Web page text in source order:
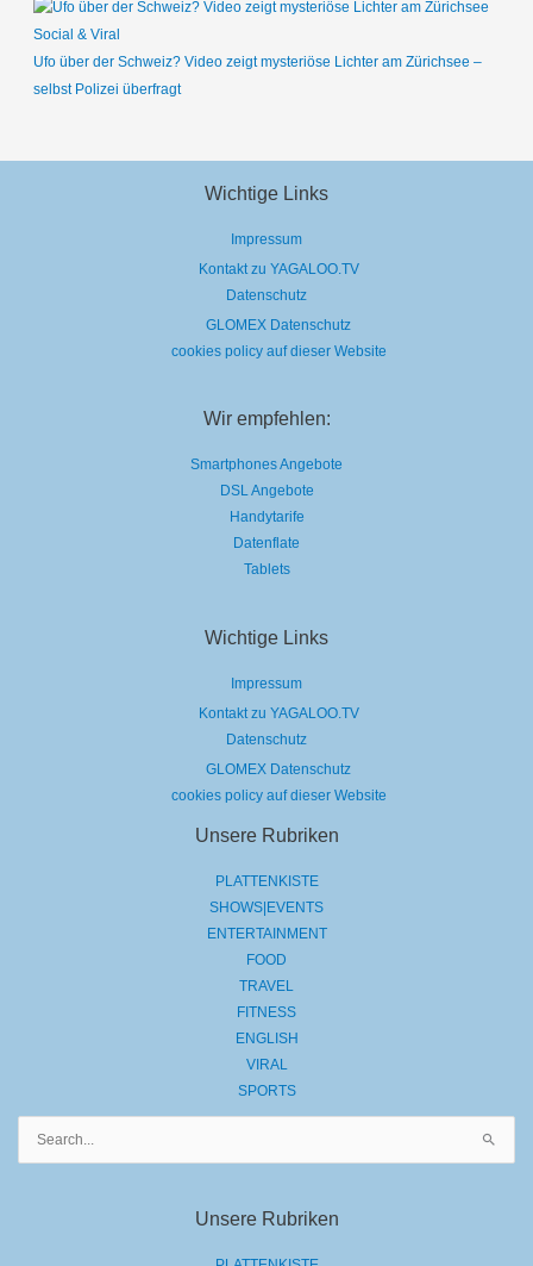
Social & Viral
Ufo über der Schweiz? Video zeigt mysteriöse Lichter am Zürichsee –
selbst Polizei überfragt
Wichtige Links
Impressum
Kontakt zu YAGALOO.TV
Datenschutz
GLOMEX Datenschutz
cookies policy auf dieser Website
Wir empfehlen:
Smartphones Angebote
DSL Angebote
Handytarife
Datenflate
Tablets
Wichtige Links
Impressum
Kontakt zu YAGALOO.TV
Datenschutz
GLOMEX Datenschutz
cookies policy auf dieser Website
Unsere Rubriken
PLATTENKISTE
SHOWS|EVENTS
ENTERTAINMENT
FOOD
TRAVEL
FITNESS
ENGLISH
VIRAL
SPORTS
Unsere Rubriken